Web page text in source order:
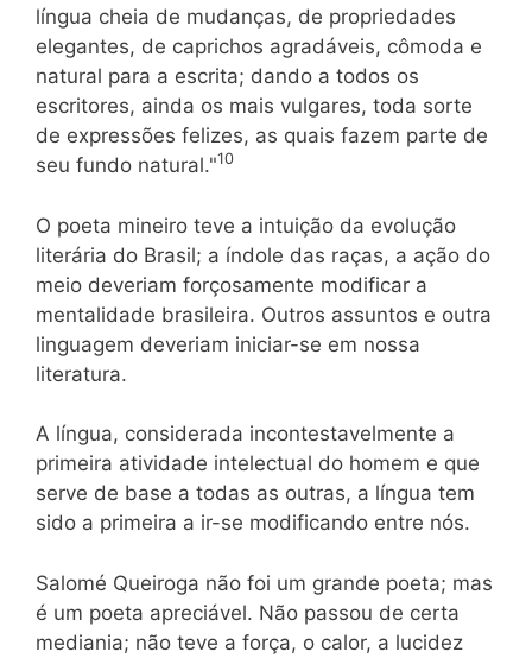
língua cheia de mudanças, de propriedades
elegantes, de caprichos agradáveis, cômoda e
natural para a escrita; dando a todos os
escritores, ainda os mais vulgares, toda sorte
de expressões felizes, as quais fazem parte de
seu fundo natural."10
O poeta mineiro teve a intuição da evolução
literária do Brasil; a índole das raças, a ação do
meio deveriam forçosamente modificar a
mentalidade brasileira. Outros assuntos e outra
linguagem deveriam iniciar-se em nossa
literatura.
A língua, considerada incontestavelmente a
primeira atividade intelectual do homem e que
serve de base a todas as outras, a língua tem
sido a primeira a ir-se modificando entre nós.
Salomé Queiroga não foi um grande poeta; mas
é um poeta apreciável. Não passou de certa
mediania; não teve a força, o calor, a lucidez